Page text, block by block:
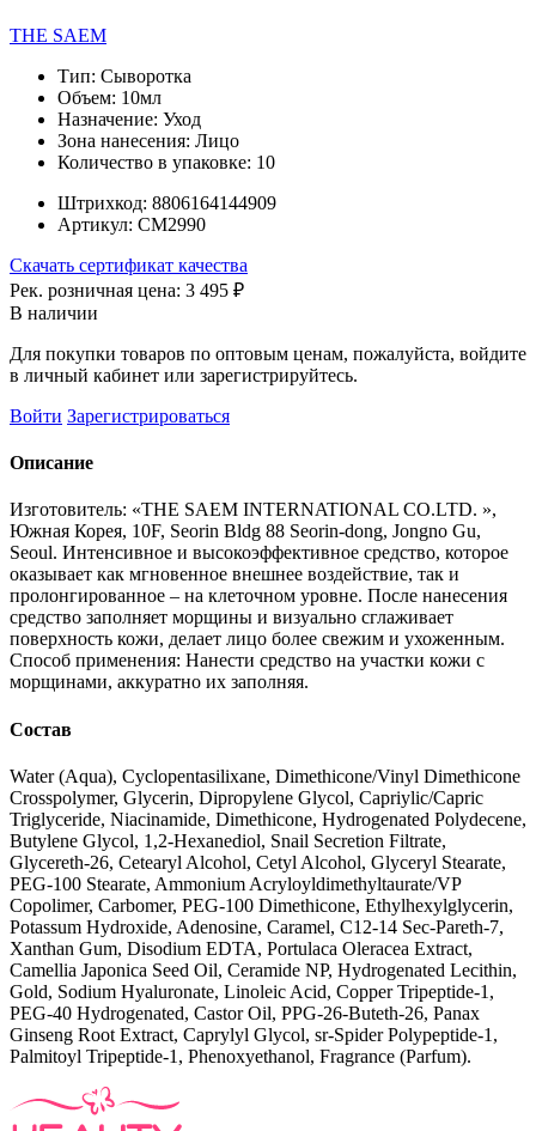
THE SAEM
Тип: Сыворотка
Объем: 10мл
Назначение: Уход
Зона нанесения: Лицо
Количество в упаковке: 10
Штрихкод: 8806164144909
Артикул: СМ2990
Скачать сертификат качества
Рек. розничная цена: 3 495 ₽
В наличии
Для покупки товаров по оптовым ценам, пожалуйста, войдите
в личный кабинет или зарегистрируйтесь.
Войти Зарегистрироваться
Описание
Изготовитель: «THE SAEM INTERNATIONAL CO.LTD. »,
Южная Корея, 10F, Seorin Bldg 88 Seorin-dong, Jongno Gu,
Seoul. Интенсивное и высокоэффективное средство, которое
оказывает как мгновенное внешнее воздействие, так и
пролонгированное – на клеточном уровне. После нанесения
средство заполняет морщины и визуально сглаживает
поверхность кожи, делает лицо более свежим и ухоженным.
Способ применения: Нанести средство на участки кожи с
морщинами, аккуратно их заполняя.
Состав
Water (Aqua), Cyclopentasilixane, Dimethicone/Vinyl Dimethicone
Crosspolymer, Glycerin, Dipropylene Glycol, Capriylic/Capric
Triglyceride, Niacinamide, Dimethicone, Hydrogenated Polydecene,
Butylene Glycol, 1,2-Hexanediol, Snail Secretion Filtrate,
Glycereth-26, Cetearyl Alcohol, Cetyl Alcohol, Glyceryl Stearate,
PEG-100 Stearate, Ammonium Acryloyldimethyltaurate/VP
Copolimer, Carbomer, PEG-100 Dimethicone, Ethylhexylglycerin,
Potassum Hydroxide, Adenosine, Caramel, C12-14 Sec-Pareth-7,
Xanthan Gum, Disodium EDTA, Portulaca Oleracea Extract,
Camellia Japonica Seed Oil, Ceramide NP, Hydrogenated Lecithin,
Gold, Sodium Hyaluronate, Linoleic Acid, Copper Tripeptide-1,
PEG-40 Hydrogenated, Castor Oil, PPG-26-Buteth-26, Panax
Ginseng Root Extract, Caprylyl Glycol, sr-Spider Polypeptide-1,
Palmitoyl Tripeptide-1, Phenoxyethanol, Fragrance (Parfum).